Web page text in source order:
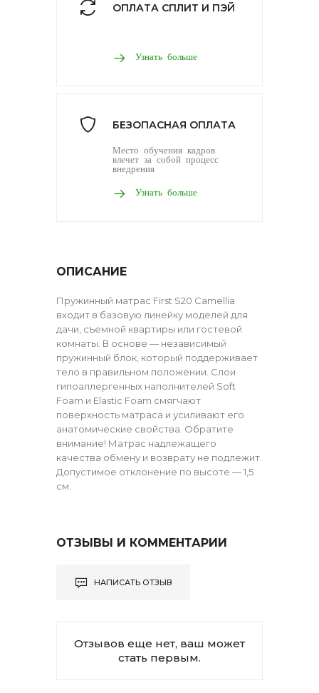
ОПЛАТА СПЛИТ И ПЭЙ
Узнать больше
БЕЗОПАСНАЯ ОПЛАТА
Место обучения кадров
влечет за собой процесс
внедрения
Узнать больше
ОПИСАНИЕ
Пружинный матрас First S20 Camellia
входит в базовую линейку моделей для
дачи, съемной квартиры или гостевой
комнаты. В основе — независимый
пружинный блок, который поддерживает
тело в правильном положении. Слои
гипоаллергенных наполнителей Soft
Foam и Elastic Foam смягчают
поверхность матраса и усиливают его
анатомические свойства. Обратите
внимание! Матрас надлежащего
качества обмену и возврату не подлежит.
Допустимое отклонение по высоте — 1,5
см.
ОТЗЫВЫ И КОММЕНТАРИИ
НАПИСАТЬ ОТЗЫВ
Отзывов еще нет, ваш может
стать первым.